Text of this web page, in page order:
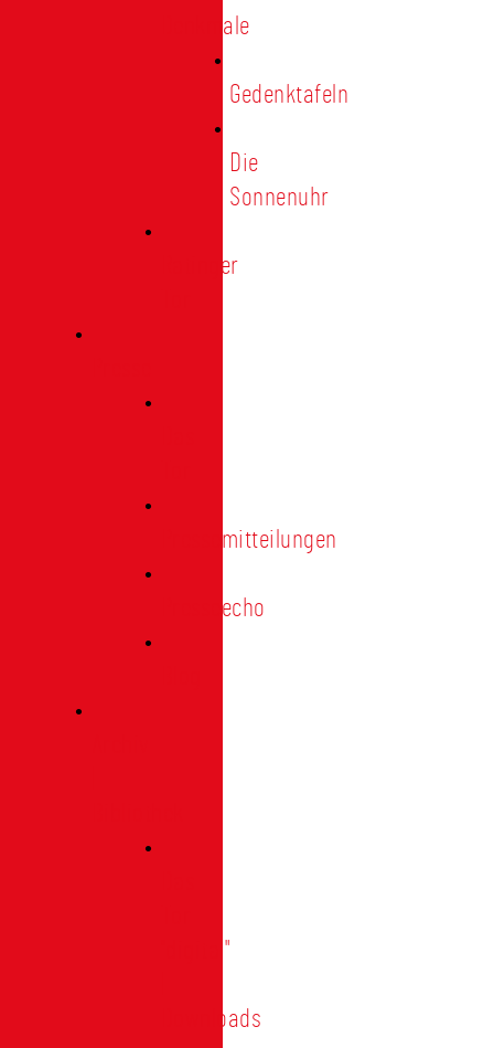
Denkmale
Gedenktafeln
Die
Sonnenuhr
Ratinger
Pressemitteilungen
Presseecho
"digital"
Downloads